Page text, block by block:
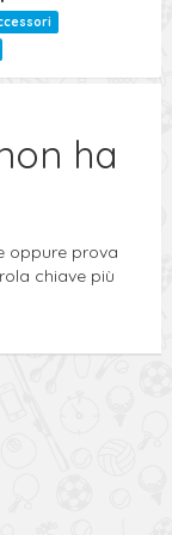
ha
oppure prova
chiave più